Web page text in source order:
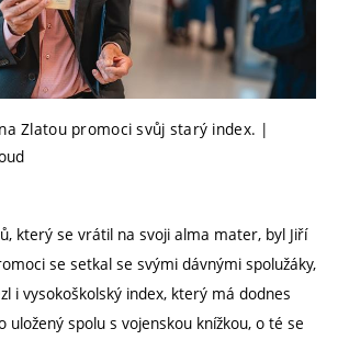
Zlatou promoci svůj starý index. |
který se vrátil na svoji alma mater, byl Jiří
se setkal se svými dávnými spolužáky,
i vysokoškolský index, který má dodnes
uložený spolu s vojenskou knížkou, o té se